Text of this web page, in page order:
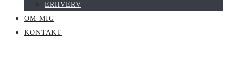
ERHVERV
OM MIG
KONTAKT